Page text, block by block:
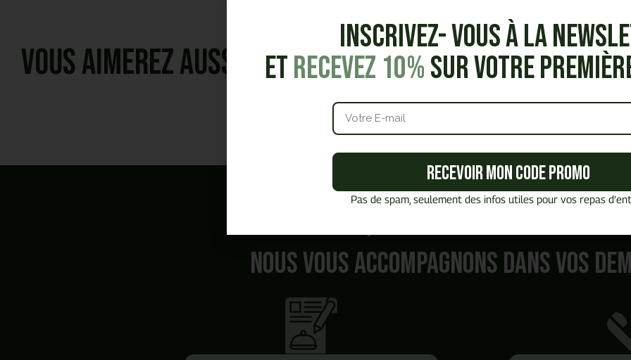
Vous aimerez aussi
Quel estvotre besoin ?
Nous vous accompagnons dans vos
Inscrivez- vous à la
etRecevez 10%sur votre
Recevoir mon code promo
Pas de spam, seulement des infos utiles pour vos repas